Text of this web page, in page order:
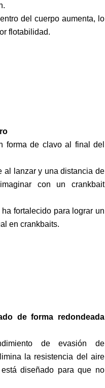
del cuerpo aumenta, lo
flotabilidad.
forma de clavo al final del
al lanzar y una distancia de
con un crankbait
fortalecido para lograr un
en crankbaits.
de forma redondeada
de evasión de
la resistencia del aire
diseñado para que no